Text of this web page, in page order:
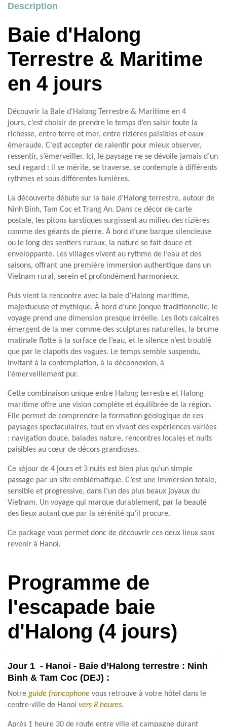
Description
Baie d'Halong
Terrestre & Maritime
en 4 jours
Découvrir la Baie d'Halong Terrestre & Maritime en 4
jours, c’est choisir de prendre le temps d’en saisir toute la
richesse, entre terre et mer, entre rizières paisibles et eaux
émeraude. C’est accepter de ralentir pour mieux observer,
ressentir, s’émerveiller. Ici, le paysage ne se dévoile jamais d’un
seul regard : il se mérite, se traverse, se contemple à différents
rythmes et sous différentes lumières.
La découverte débute sur la baie d’Halong terrestre, autour de
Ninh Binh, Tam Coc et Trang An. Dans ce décor de carte
postale, les pitons karstiques surgissent au milieu des rizières
comme des géants de pierre. À bord d’une barque silencieuse
ou le long des sentiers ruraux, la nature se fait douce et
enveloppante. Les villages vivent au rythme de l’eau et des
saisons, offrant une première immersion authentique dans un
Vietnam rural, serein et profondément harmonieux.
Puis vient la rencontre avec la baie d’Halong maritime,
majestueuse et mythique. À bord d’une jonque traditionnelle, le
voyage prend une dimension presque irréelle. Les îlots calcaires
émergent de la mer comme des sculptures naturelles, la brume
matinale flotte à la surface de l’eau, et le silence n’est troublé
que par le clapotis des vagues. Le temps semble suspendu,
invitant à la contemplation, à la déconnexion, à
l’émerveillement pur.
Cette combinaison unique entre Halong terrestre et Halong
maritime offre une vision complète et équilibrée de la région.
Elle permet de comprendre la formation géologique de ces
paysages spectaculaires, tout en vivant des expériences variées
: navigation douce, balades nature, rencontres locales et nuits
paisibles au cœur de décors grandioses.
Ce séjour de 4 jours et 3 nuits est bien plus qu’un simple
passage par un site emblématique. C’est une immersion totale,
sensible et progressive, dans l’un des plus beaux joyaux du
Vietnam. Un voyage qui marque durablement, par la beauté
des lieux autant que par la sérénité qu’il procure.
Ce package vous permet donc de découvrir ces deux lieux sans
revenir à Hanoi.
Programme de
l'escapade baie
d'Halong (4 jours)
Jour 1 - Hanoi - Baie d’Halong terrestre : Ninh
Binh & Tam Coc (DEJ) :
Notre guide francophone vous retrouve à votre hôtel dans le
centre-ville de Hanoi vers 8 heures.
Après 1 heure 30 de route entre ville et campagne durant